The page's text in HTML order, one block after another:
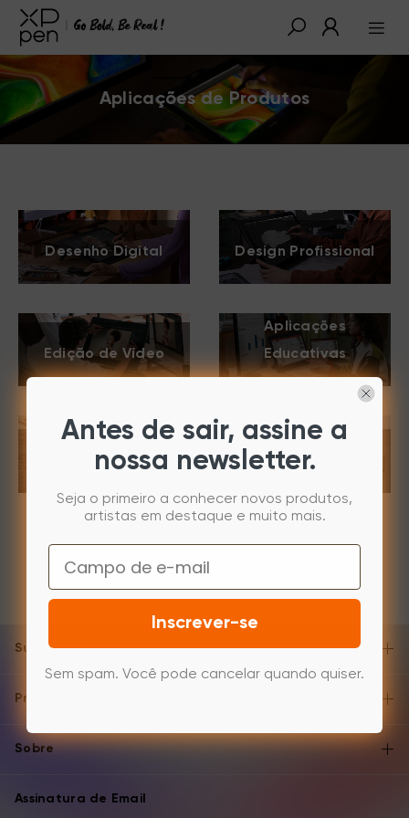
Aplicações de Produtos
Desenho Digital Design Profissional
Edição de Vídeo
Aplicações
Educativas
Aplicações para Negócios
Suporte e Ajuda
Produtos
Sobre
Assinatura de Email
Antes de sair, assine a
nossa newsletter.
Seja o primeiro a conhecer novos produtos,
artistas em destaque e muito mais.
Email
Inscrever-se
Sem spam. Você pode cancelar quando quiser.